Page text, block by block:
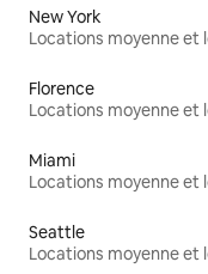
New York
Florence
Miami
Seattle